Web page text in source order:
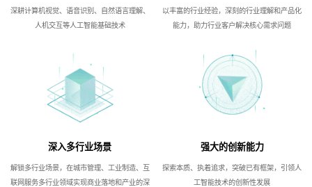
深耕计算机视觉、语音识别、自然语言理解、
人机交互等人工智能基础技术
以丰富的行业经验，深刻的行业理解和产品化
能力，助力行业客户解决核心需求问题
深入多行业场景
解锁多行业场景，在城市管理、工业制造、互
联网服务多行业领域实现商业落地和产业的深
强大的创新能力
探索本质、执着追求，突破已有框架，引领人
工智能技术的创新性发展